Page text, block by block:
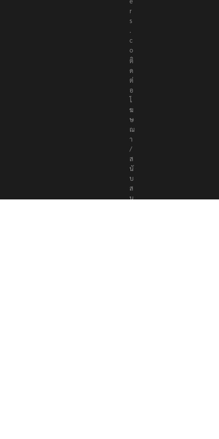
e
r
s
.
c
o
ติ
ด
ต่
อ
โ
ฆ
ษ
ณ
า
/
ส
นั
บ
ส